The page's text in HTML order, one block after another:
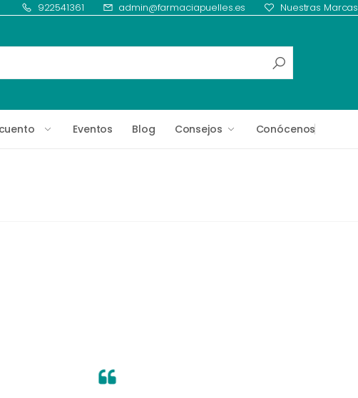
922541361 admin@farmaciapuelles.es Nuestras Marcas
Eventos Blog Consejos Conócenos